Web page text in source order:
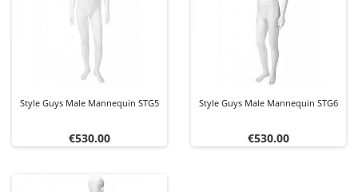
Style Guys Male Mannequin STG5
Price
€530.00
Style Guys Male Mannequin STG6
Price
€530.00